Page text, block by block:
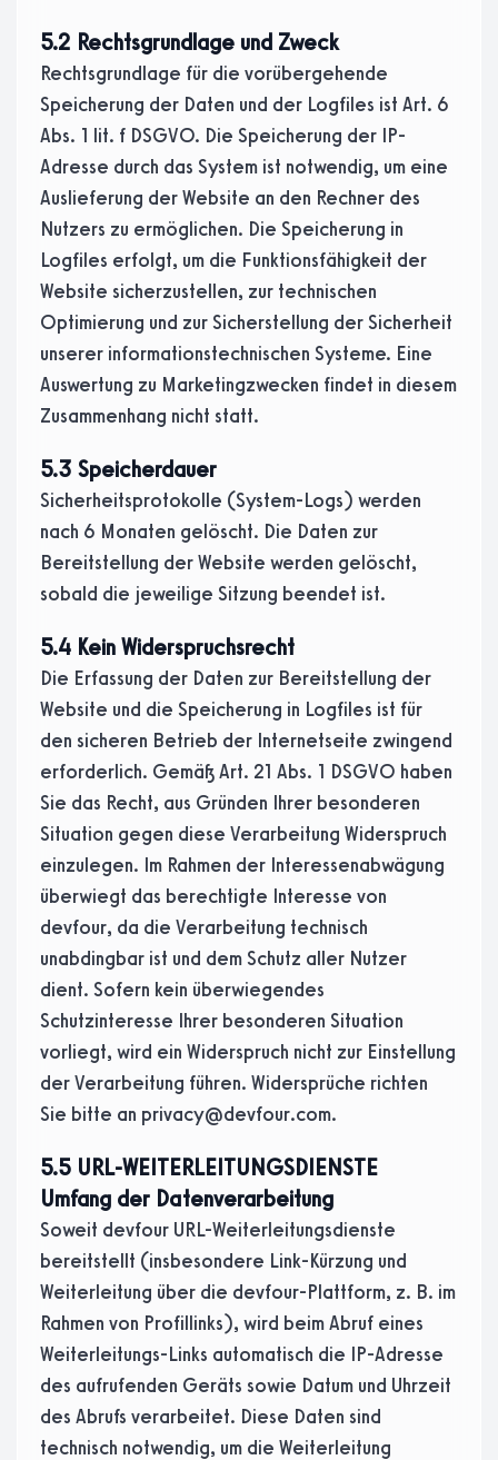
5.2 Rechtsgrundlage und Zweck
Rechtsgrundlage für die vorübergehende
Speicherung der Daten und der Logfiles ist Art. 6
Abs. 1 lit. f DSGVO. Die Speicherung der IP-
Adresse durch das System ist notwendig, um eine
Auslieferung der Website an den Rechner des
Nutzers zu ermöglichen. Die Speicherung in
Logfiles erfolgt, um die Funktionsfähigkeit der
Website sicherzustellen, zur technischen
Optimierung und zur Sicherstellung der Sicherheit
unserer informationstechnischen Systeme. Eine
Auswertung zu Marketingzwecken findet in diesem
Zusammenhang nicht statt.
5.3 Speicherdauer
Sicherheitsprotokolle (System-Logs) werden
nach 6 Monaten gelöscht. Die Daten zur
Bereitstellung der Website werden gelöscht,
sobald die jeweilige Sitzung beendet ist.
5.4 Kein Widerspruchsrecht
Die Erfassung der Daten zur Bereitstellung der
Website und die Speicherung in Logfiles ist für
den sicheren Betrieb der Internetseite zwingend
erforderlich. Gemäß Art. 21 Abs. 1 DSGVO haben
Sie das Recht, aus Gründen Ihrer besonderen
Situation gegen diese Verarbeitung Widerspruch
einzulegen. Im Rahmen der Interessenabwägung
überwiegt das berechtigte Interesse von
devfour, da die Verarbeitung technisch
unabdingbar ist und dem Schutz aller Nutzer
dient. Sofern kein überwiegendes
Schutzinteresse Ihrer besonderen Situation
vorliegt, wird ein Widerspruch nicht zur Einstellung
der Verarbeitung führen. Widersprüche richten
Sie bitte an privacy@devfour.com.
5.5 URL-WEITERLEITUNGSDIENSTE
Umfang der Datenverarbeitung
Soweit devfour URL-Weiterleitungsdienste
bereitstellt (insbesondere Link-Kürzung und
Weiterleitung über die devfour-Plattform, z. B. im
Rahmen von Profillinks), wird beim Abruf eines
Weiterleitungs-Links automatisch die IP-Adresse
des aufrufenden Geräts sowie Datum und Uhrzeit
des Abrufs verarbeitet. Diese Daten sind
technisch notwendig, um die Weiterleitung